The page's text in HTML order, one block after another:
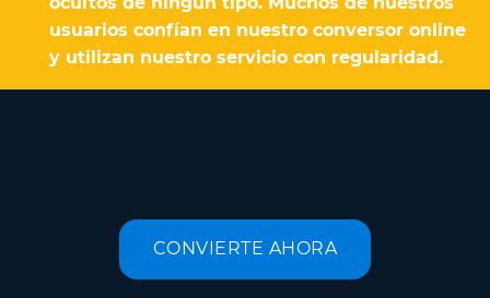
usuarios confían en nuestro conversor online
y utilizan nuestro servicio con regularidad.
CONVIERTE AHORA